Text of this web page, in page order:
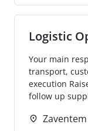
Logistic
Your main
transport,
execution
follow up
Zaventem